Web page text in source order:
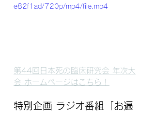
e82f1ad/720p/mp4/file.mp4
第44回日本死の臨床研究会 年次大
会 ホームページはこちら！
特別企画 ラジオ番組「 お遍